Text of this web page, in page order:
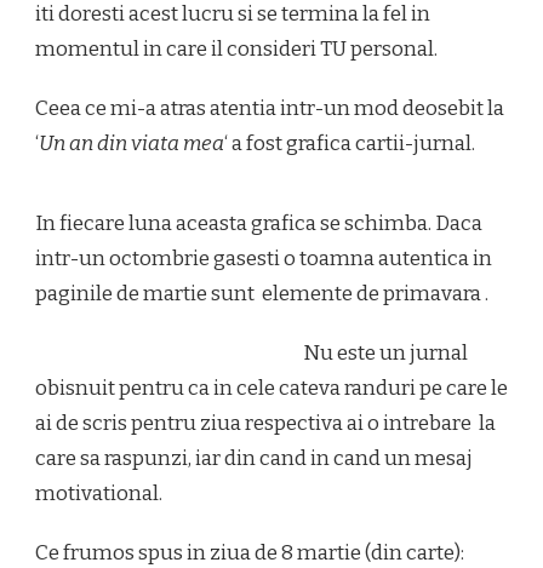
iti doresti acest lucru si se termina la fel in
momentul in care il consideri TU personal.
Ceea ce mi-a atras atentia intr-un mod deosebit la
‘Un an din viata mea‘ a fost grafica cartii-jurnal.
In fiecare luna aceasta grafica se schimba. Daca
intr-un octombrie gasesti o toamna autentica in
paginile de martie sunt elemente de primavara .
Nu este un jurnal
obisnuit pentru ca in cele cateva randuri pe care le
ai de scris pentru ziua respectiva ai o intrebare la
care sa raspunzi, iar din cand in cand un mesaj
motivational.
Ce frumos spus in ziua de 8 martie (din carte):